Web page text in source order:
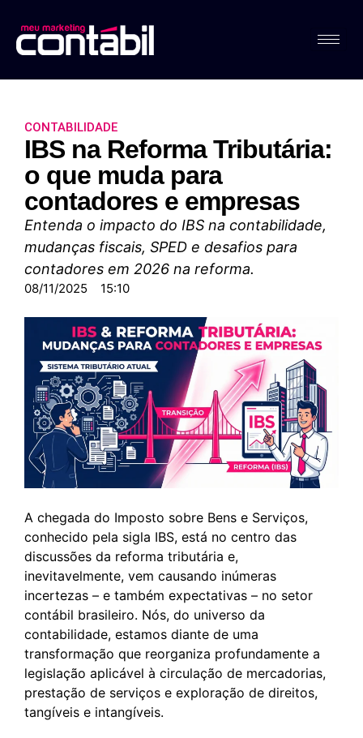
CONTABILIDADE
IBS na Reforma Tributária:
o que muda para
contadores e empresas
Entenda o impacto do IBS na contabilidade,
mudanças fiscais, SPED e desafios para
contadores em 2026 na reforma.
08/11/2025 15:10
A chegada do Imposto sobre Bens e Serviços,
conhecido pela sigla IBS, está no centro das
discussões da reforma tributária e,
inevitavelmente, vem causando inúmeras
incertezas – e também expectativas – no setor
contábil brasileiro. Nós, do universo da
contabilidade, estamos diante de uma
transformação que reorganiza profundamente a
legislação aplicável à circulação de mercadorias,
prestação de serviços e exploração de direitos,
tangíveis e intangíveis.